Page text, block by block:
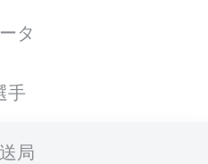
タ
手
局